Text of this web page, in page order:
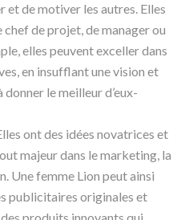
et de motiver les autres. Elles
de projet, de manager ou
elles peuvent exceller dans
en insufflant une vision et
le meilleur d’eux-
ont des idées novatrices et
majeur dans le marketing, la
Une femme Lion peut ainsi
publicitaires originales et